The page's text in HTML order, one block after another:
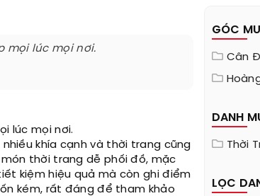
mọi lúc mọi nơi.
lúc mọi nơi.
khía cạnh và thời trang cũng
thời trang dễ phối đồ, mặc
kiệm hiệu quả mà còn ghi điểm
kém, rất đáng để tham khảo
GÓC
Cân
DANH
Thời
LỌC